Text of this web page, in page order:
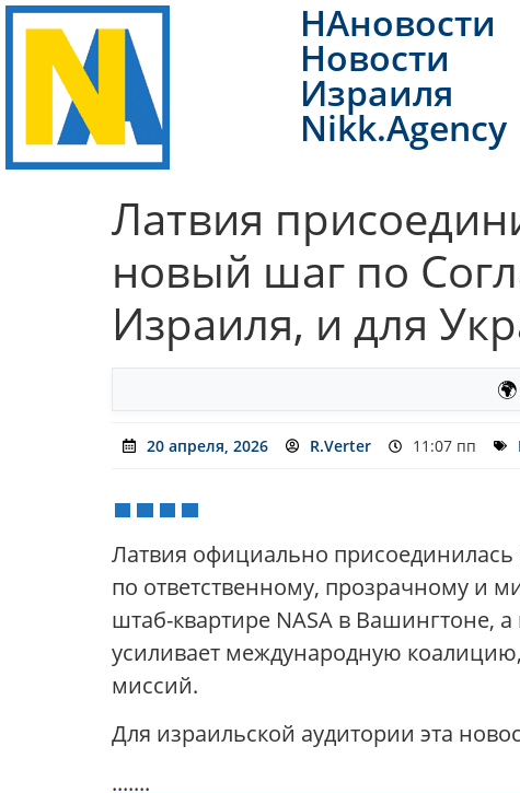
НАновости
Новости
Израиля
Nikk.Agency
Латвия
новый шаг по
Израиля, и для
20 апреля, 2026 R.Verter 11:07 пп
Латвия официально присоединилась
по ответственному, прозрачному и
штаб-квартире NASA в Вашингтоне,
усиливает международную
миссий.
Для израильской аудитории эта
.......